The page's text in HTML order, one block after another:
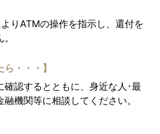
りATMの操作を指示し、還付を
・・・】
確認するとともに、身近な人･最
機関等に相談してください。